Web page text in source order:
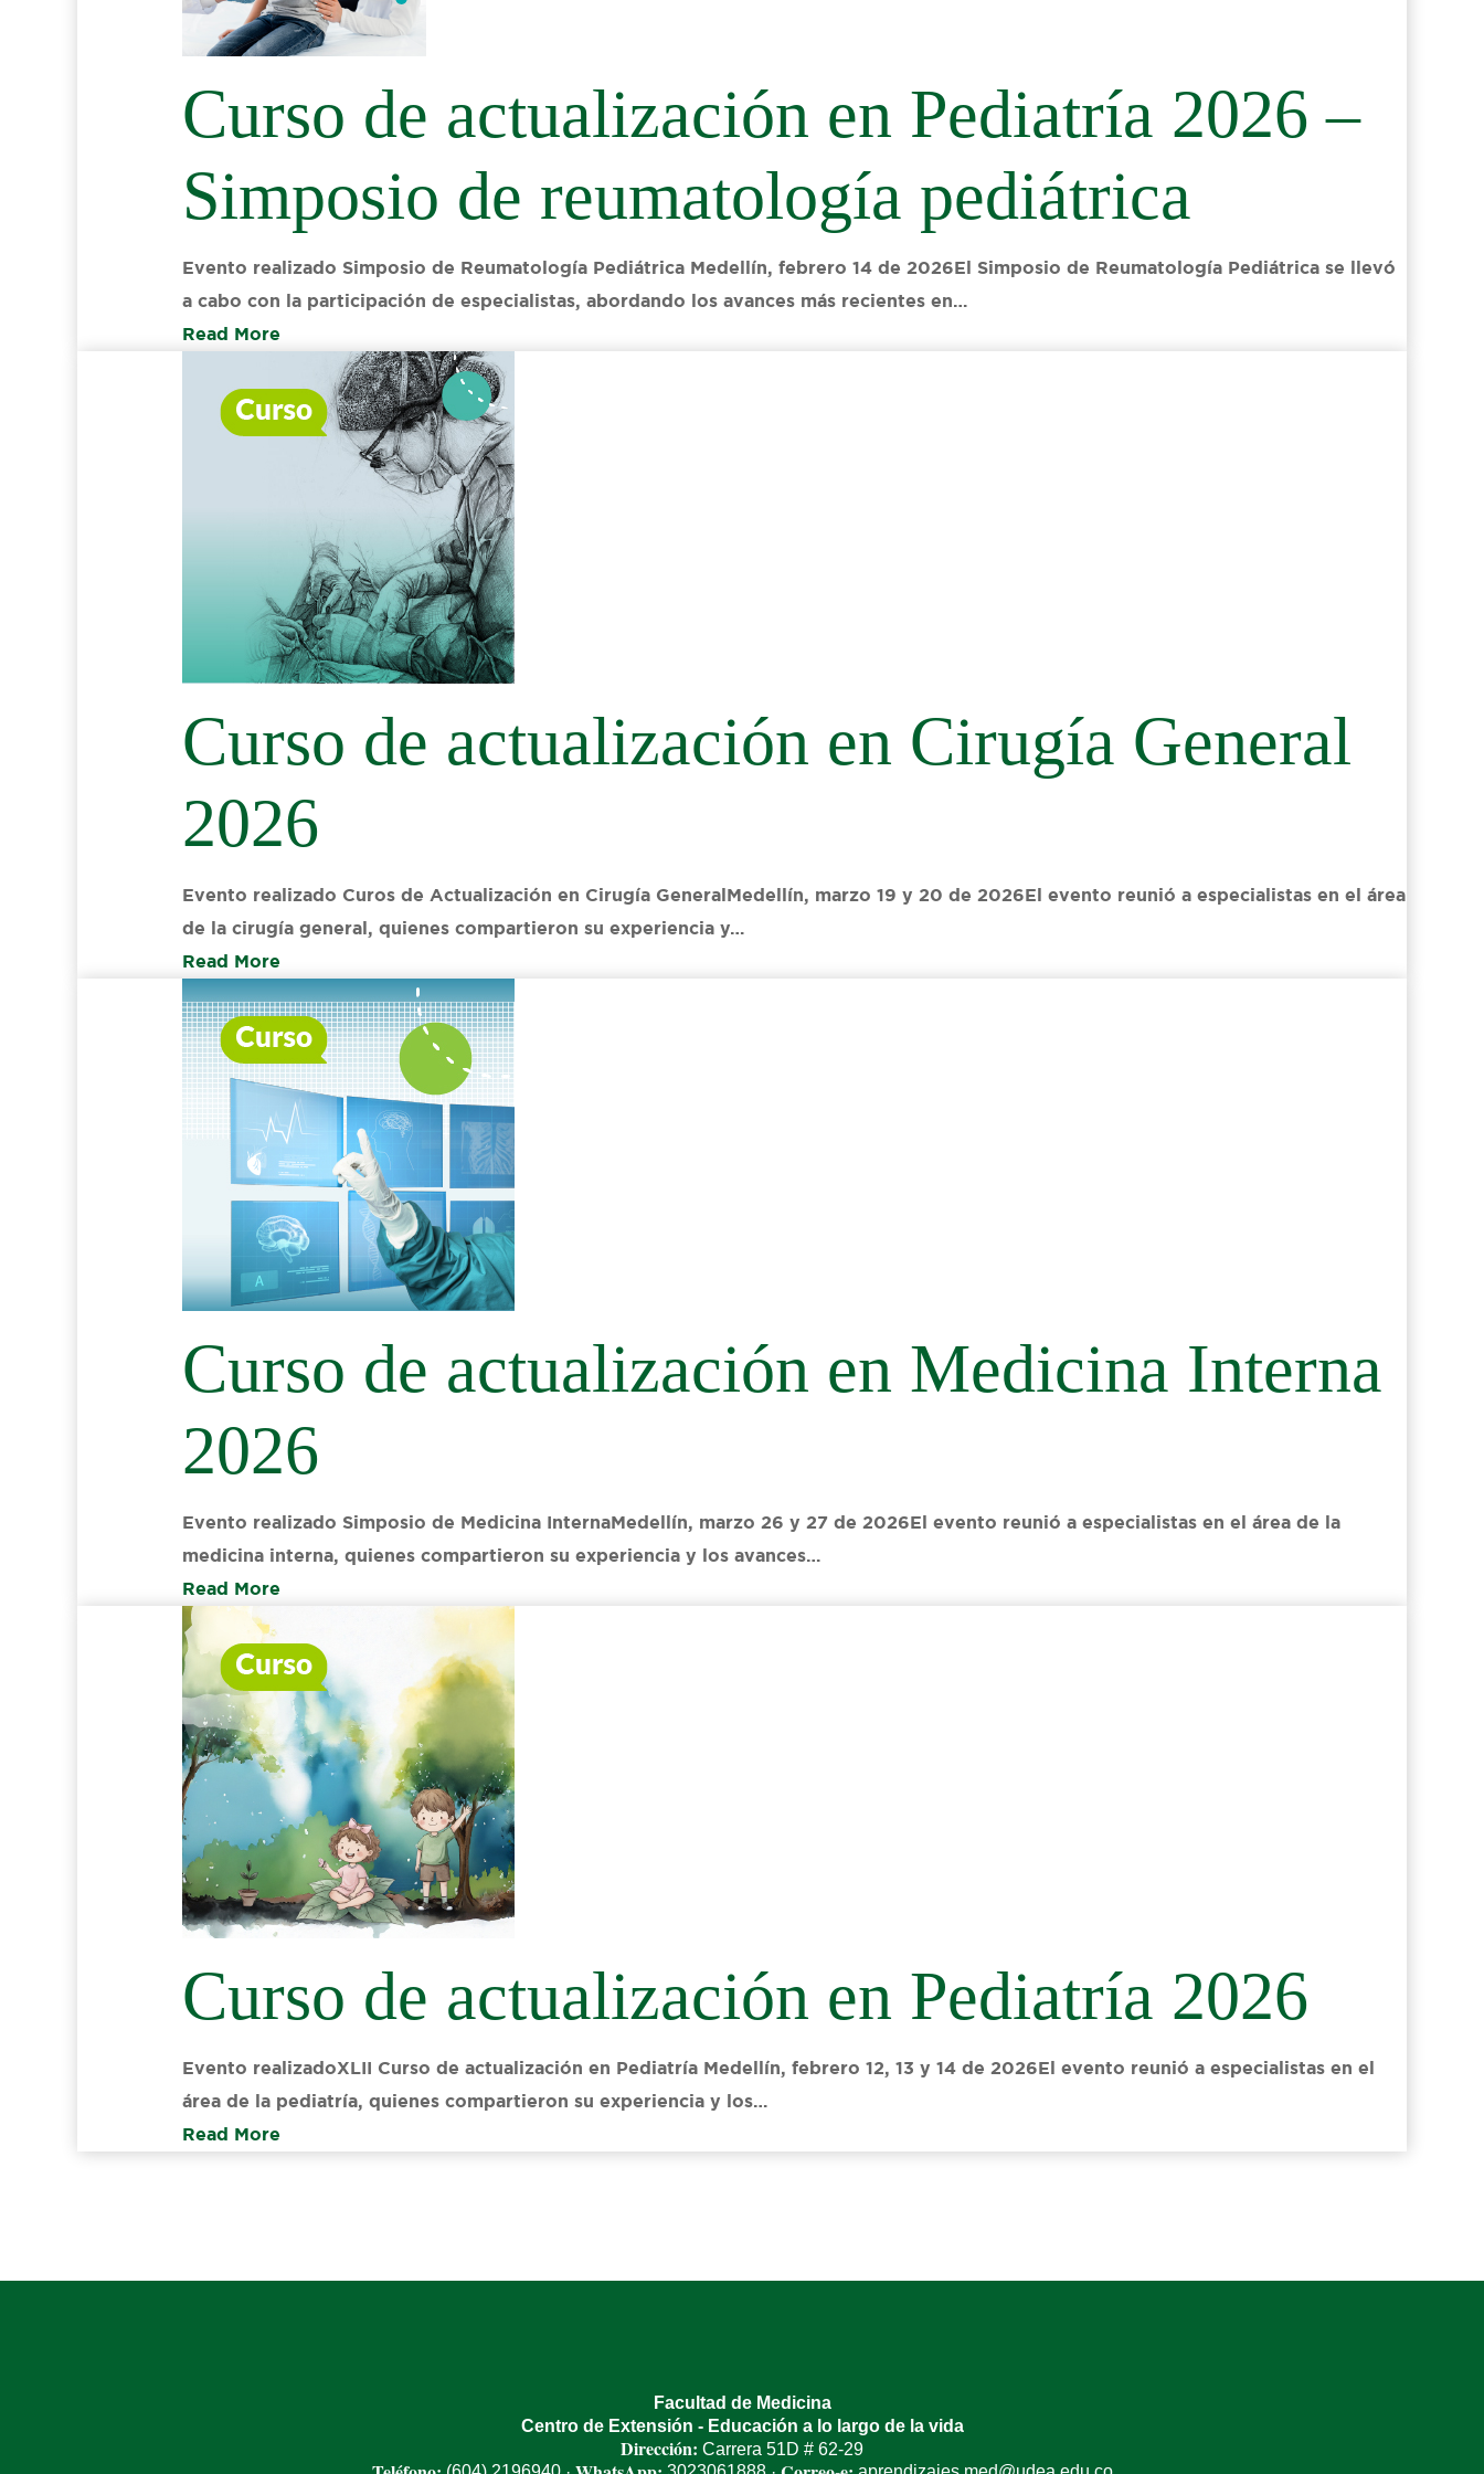
Curso de actualización en Pediatría 2026 –
Simposio de reumatología pediátrica
Evento realizado Simposio de Reumatología Pediátrica Medellín, febrero 14 de 2026El Simposio de Reumatología Pediátrica se llevó
a cabo con la participación de especialistas, abordando los avances más recientes en…
Read More
Curso de actualización en Cirugía General
2026
Evento realizado Curos de Actualización en Cirugía GeneralMedellín, marzo 19 y 20 de 2026El evento reunió a especialistas en el área
de la cirugía general, quienes compartieron su experiencia y…
Read More
Curso de actualización en Medicina Interna
2026
Evento realizado Simposio de Medicina InternaMedellín, marzo 26 y 27 de 2026El evento reunió a especialistas en el área de la
medicina interna, quienes compartieron su experiencia y los avances…
Read More
Curso de actualización en Pediatría 2026
Evento realizadoXLII Curso de actualización en Pediatría Medellín, febrero 12, 13 y 14 de 2026El evento reunió a especialistas en el
área de la pediatría, quienes compartieron su experiencia y los…
Read More
Facultad de Medicina
Centro de Extensión - Educación a lo largo de la vida
Dirección: Carrera 51D # 62-29